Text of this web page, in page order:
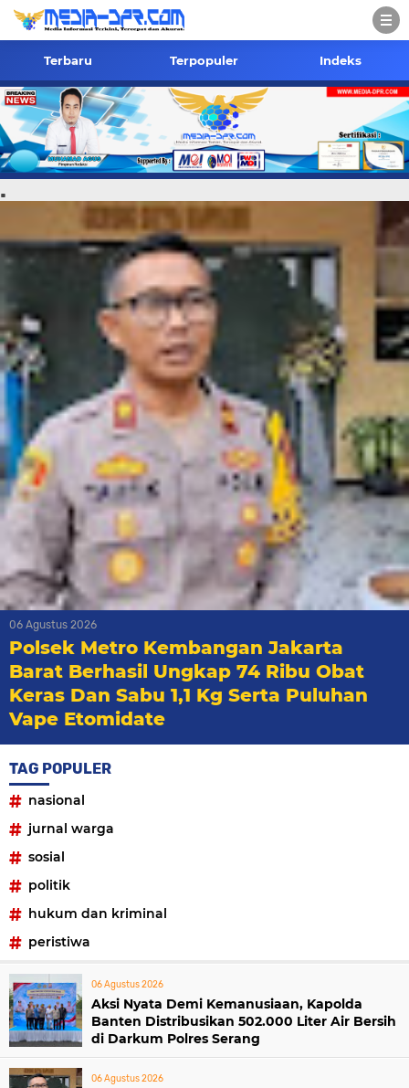
Terbaru Terpopuler Indeks
.
06 Agustus 2026
Polsek Metro Kembangan Jakarta
Barat Berhasil Ungkap 74 Ribu Obat
Keras Dan Sabu 1,1 Kg Serta Puluhan
Vape Etomidate
TAG POPULER
nasional
jurnal warga
sosial
politik
hukum dan kriminal
peristiwa
06 Agustus 2026
Aksi Nyata Demi Kemanusiaan, Kapolda
Banten Distribusikan 502.000 Liter Air Bersih
di Darkum Polres Serang
06 Agustus 2026